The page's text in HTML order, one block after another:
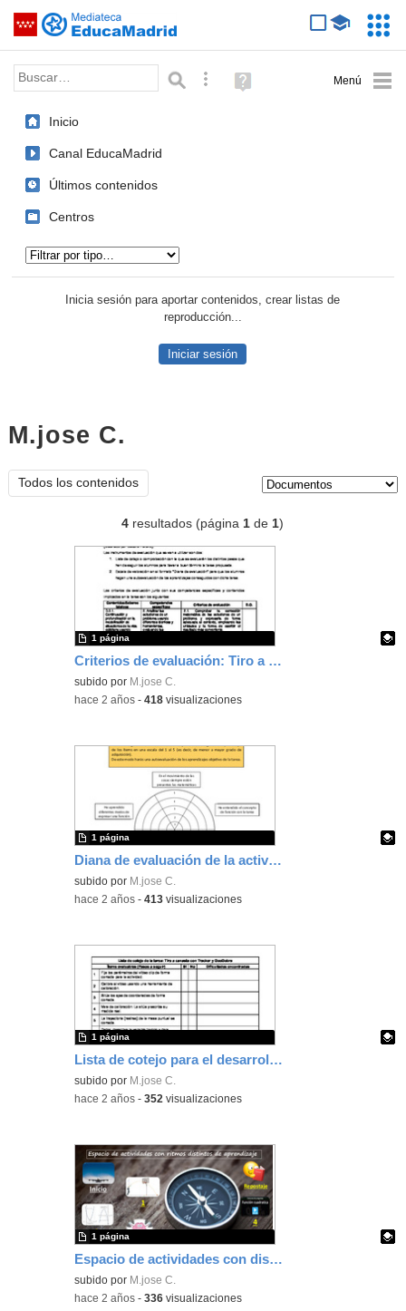
Saltar navegación
Palabra o frase: Búsqueda avanzada
Ayuda
(en
Inicio
Canal EducaMadrid
Últimos contenidos
Centros
Inicia sesión para aportar contenidos, crear listas de
reproducción...
Iniciar sesión
M.jose C.
Todos los contenidos
4 resultados (página1 de1)
Criterios de evaluación: Tiro a canasta con Tracker y GeoGebra
Contenido educativo.
subido por M.jose C.
1 página
-hace 2 años -418 visualizaciones
Diana de evaluación de la actividad "Tiro a canasta con Tracker y GeoGebra"
Contenido educativo.
subido por M.jose C.
1 página
-hace 2 años -413 visualizaciones
Lista de cotejo para el desarrollo de la SA: Tiro parabólico
Contenido educativo.
subido por M.jose C.
1 página
-hace 2 años -352 visualizaciones
Espacio de actividades con distinto ritmo de aprendizaje
Contenido educativo.
subido por M.jose C.
1 página
-hace 2 años -336 visualizaciones